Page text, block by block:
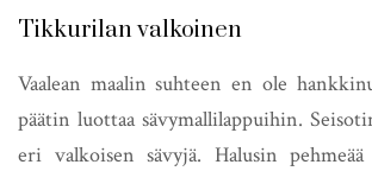
Tikkurilan valkoinen
Vaalean maalin suhteen en ole
päätin luottaa sävymallilappuihin.
eri valkoisen sävyjä. Halusin